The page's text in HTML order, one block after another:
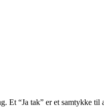
Et “Ja tak” er et samtykke